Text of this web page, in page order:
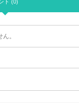
ト (0)
。